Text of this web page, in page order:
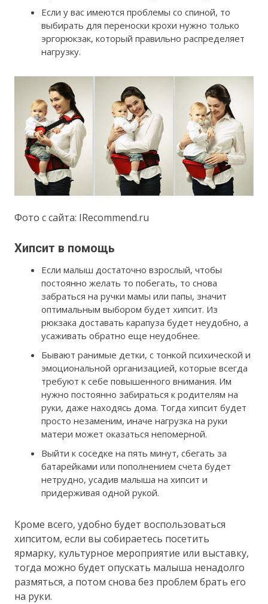
Если у вас имеются проблемы со спиной, то
выбирать для переноски крохи нужно только
эргорюкзак, который правильно распределяет
нагрузку.
Фото с сайта: IRecommend.ru
Хипсит в помощь
Если малыш достаточно взрослый, чтобы
постоянно желать то побегать, то снова
забраться на ручки мамы или папы, значит
оптимальным выбором будет хипсит. Из
рюкзака доставать карапуза будет неудобно, а
усаживать обратно еще неудобнее.
Бывают ранимые детки, с тонкой психической и
эмоциональной организацией, которые всегда
требуют к себе повышенного внимания. Им
нужно постоянно забираться к родителям на
руки, даже находясь дома. Тогда хипсит будет
просто незаменим, иначе нагрузка на руки
матери может оказаться непомерной.
Выйти к соседке на пять минут, сбегать за
батарейками или пополнением счета будет
нетрудно, усадив малыша на хипсит и
придерживая одной рукой.
Кроме всего, удобно будет воспользоваться
хипситом, если вы собираетесь посетить
ярмарку, культурное мероприятие или выставку,
тогда можно будет опускать малыша ненадолго
размяться, а потом снова без проблем брать его
на руки.